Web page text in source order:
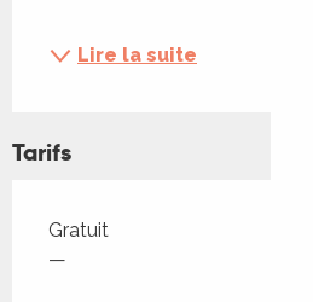
Lire la suite
Tarifs
Tarifs 2026
Gratuit
—